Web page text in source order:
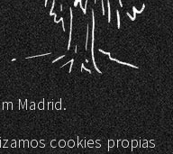
Madrid.
cookies propias